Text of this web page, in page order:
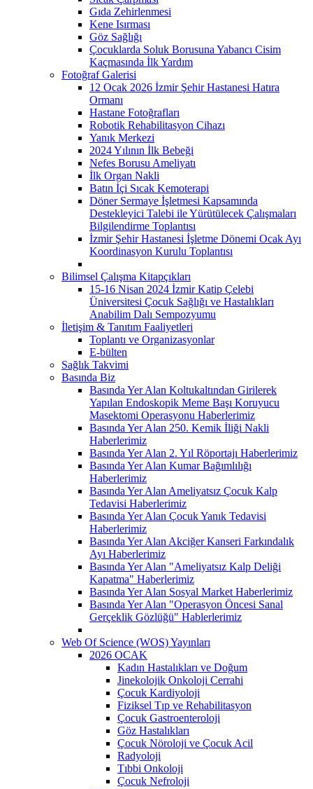
Gıda Zehirlenmesi
Kene Isırması
Göz Sağlığı
Çocuklarda Soluk Borusuna Yabancı Cisim
Kaçmasında İlk Yardım
Fotoğraf Galerisi
12 Ocak 2026 İzmir Şehir Hastanesi Hatıra
Ormanı
Hastane Fotoğrafları
Robotik Rehabilitasyon Cihazı
Yanık Merkezi
2024 Yılının İlk Bebeği
Nefes Borusu Ameliyatı
İlk Organ Nakli
Batın İçi Sıcak Kemoterapi
Döner Sermaye İşletmesi Kapsamında
Destekleyici Talebi ile Yürütülecek Çalışmaları
Bilgilendirme Toplantısı
İzmir Şehir Hastanesi İşletme Dönemi Ocak Ayı
Koordinasyon Kurulu Toplantısı
Bilimsel Çalışma Kitapçıkları
15-16 Nisan 2024 İzmir Katip Çelebi
Üniversitesi Çocuk Sağlığı ve Hastalıkları
Anabilim Dalı Sempozyumu
İletişim & Tanıtım Faaliyetleri
Toplantı ve Organizasyonlar
E-bülten
Sağlık Takvimi
Basında Biz
Basında Yer Alan Koltukaltından Girilerek
Yapılan Endoskopik Meme Başı Koruyucu
Masektomi Operasyonu Haberlerimiz
Basında Yer Alan 250. Kemik İliği Nakli
Haberlerimiz
Basında Yer Alan 2. Yıl Röportajı Haberlerimiz
Basında Yer Alan Kumar Bağımlılığı
Haberlerimiz
Basında Yer Alan Ameliyatsız Çocuk Kalp
Tedavisi Haberlerimiz
Basında Yer Alan Çocuk Yanık Tedavisi
Haberlerimiz
Basında Yer Alan Akciğer Kanseri Farkındalık
Ayı Haberlerimiz
Basında Yer Alan "Ameliyatsız Kalp Deliği
Kapatma" Haberlerimiz
Basında Yer Alan Sosyal Market Haberlerimiz
Basında Yer Alan "Operasyon Öncesi Sanal
Gerçeklik Gözlüğü" Hablerlerimiz
Web Of Science (WOS) Yayınları
2026 OCAK
Kadın Hastalıkları ve Doğum
Jinekolojik Onkoloji Cerrahi
Çocuk Kardiyoloji
Fiziksel Tıp ve Rehabilitasyon
Çocuk Gastroenteroloji
Göz Hastalıkları
Çocuk Nöroloji ve Çocuk Acil
Radyoloji
Tıbbi Onkoloji
Çocuk Nefroloji